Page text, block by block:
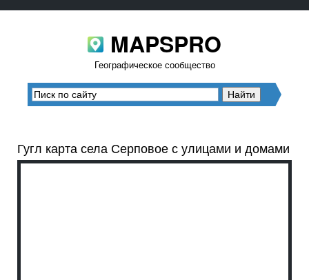
MAPSPRO
Географическое сообщество
Гугл карта села Серповое с улицами и домами